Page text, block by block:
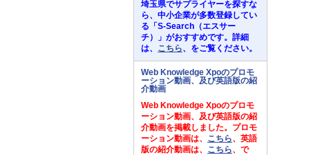
埼玉県でサプライヤーを探すな
ら、中小企業が多数登録してい
る「S-Search（エスサー
チ）」がおすすめです。詳細
は、 こちら、をご覧ください。
Web Knowledge Xpoのプロモ
ーション動画、及び英語版の紹
介動画
Web Knowledge Xpoのプロモ
ーション動画、及び英語版の紹
介動画を掲載しました。プロモ
ーション動画は、 こちら、英語
版の紹介動画は、 こちら、で